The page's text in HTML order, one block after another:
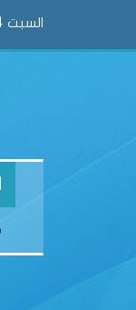
السبت 24 صفر 1448هـ الموافق 8 أغسطس 2026م